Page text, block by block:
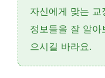
자신에게 맞는
정보들을 잘 알아
으시길 바라요.